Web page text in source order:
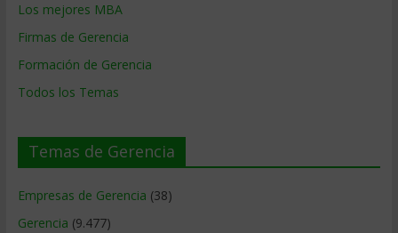
Los mejores MBA
Firmas de Gerencia
Formación de Gerencia
Todos los Temas
Temas de Gerencia
Empresas de Gerencia (38)
Gerencia (9.477)